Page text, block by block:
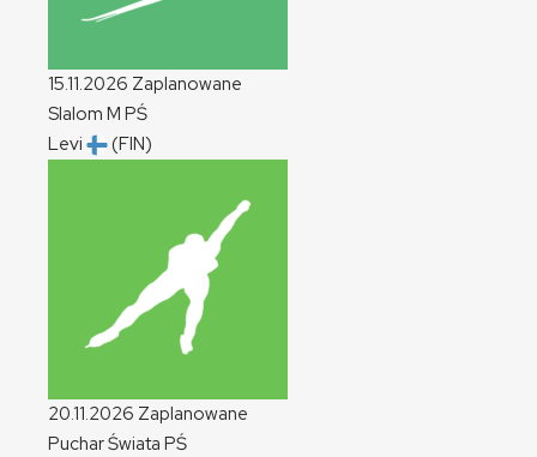
15.11.2026 Zaplanowane
Slalom M PŚ
Levi
(FIN)
20.11.2026 Zaplanowane
Puchar Świata PŚ